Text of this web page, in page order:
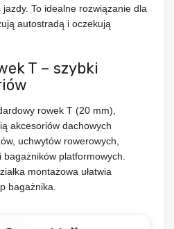
jazdy. To idealne rozwiązanie dla
autostradą i oczekują
T – szybki
rowek T (20 mm),
akcesoriów dachowych
uchwytów rowerowych,
platformowych.
montażowa ułatwia
bagażnika.